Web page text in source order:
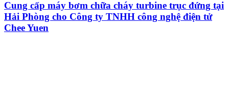
Cung cấp máy bơm chữa cháy turbine trục đứng tại
Hải Phòng cho Công ty TNHH công nghệ điện tử
Chee Yuen